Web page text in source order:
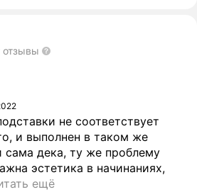
отзывы
не соответствует
и выполнен в таком же
сама дека, ту же проблему
эстетика в начинаниях,
ещё